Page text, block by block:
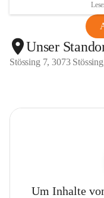
Unser
Stössing 7, 3073
Um Inhalte